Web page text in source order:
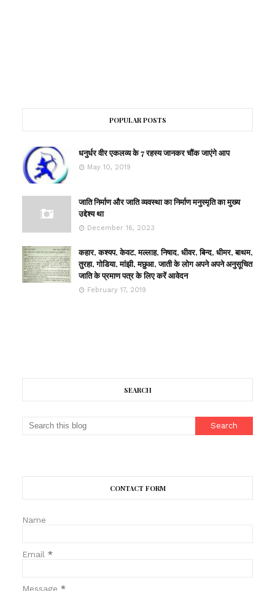
POPULAR POSTS
धनुर्धर वीर एकलव्य के 7 रहस्य जानकर चौंक जाएंगे आप
May 10, 2019
जाति निर्माण और जाति व्यवस्था का निर्माण मनुस्मृति का मुख्य
उद्देश्य था
December 16, 2023
कहार, कश्यप, केवट, मल्लाह, निषाद, धीवर, बिन्द, धीमर, बाथम,
तुरहा, गोडिया, मांझी, मछुआ, जाती के लोग अपने अपने अनुसूचित
जाति के प्रमाण पत्र के लिए करें आवेदन
February 17, 2019
SEARCH
CONTACT FORM
Name
Email *
Message *